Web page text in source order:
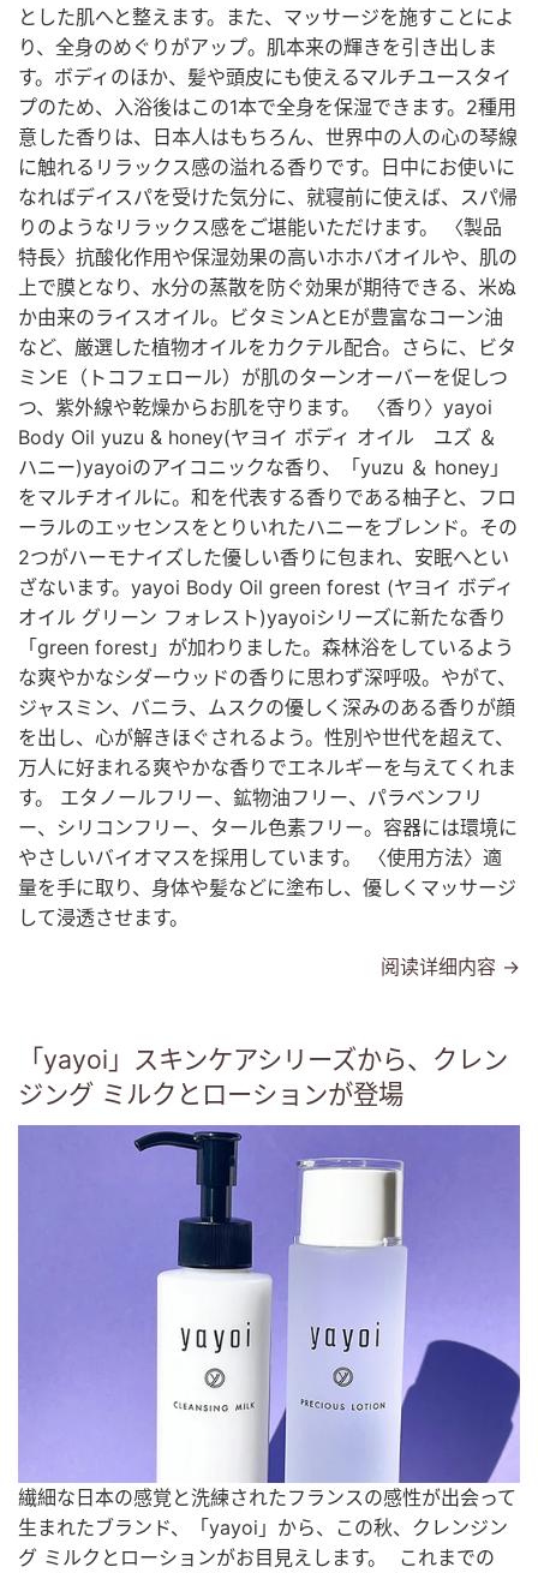
とした肌へと整えます。また、マッサージを施すことによ
り、全身のめぐりがアップ。肌本来の輝きを引き出しま
す。ボディのほか、髪や頭皮にも使えるマルチユースタイ
プのため、入浴後はこの1本で全身を保湿できます。2種用
意した香りは、日本人はもちろん、世界中の人の心の琴線
に触れるリラックス感の溢れる香りです。日中にお使いに
なればデイスパを受けた気分に、就寝前に使えば、スパ帰
りのようなリラックス感をご堪能いただけます。 〈製品
特長〉抗酸化作用や保湿効果の高いホホバオイルや、肌の
上で膜となり、水分の蒸散を防ぐ効果が期待できる、米ぬ
か由来のライスオイル。ビタミンAとEが豊富なコーン油
など、厳選した植物オイルをカクテル配合。さらに、ビタ
ミンE（トコフェロール）が肌のターンオーバーを促しつ
つ、紫外線や乾燥からお肌を守ります。 〈香り〉yayoi
Body Oil yuzu & honey(ヤヨイ ボディ オイル ユズ ＆
ハニー)yayoiのアイコニックな香り、「yuzu ＆ honey」
をマルチオイルに。和を代表する香りである柚子と、フロ
ーラルのエッセンスをとりいれたハニーをブレンド。その
2つがハーモナイズした優しい香りに包まれ、安眠へとい
ざないます。yayoi Body Oil green forest (ヤヨイ ボディ
オイル グリーン フォレスト)yayoiシリーズに新たな香り
「green forest」が加わりました。森林浴をしているよう
な爽やかなシダーウッドの香りに思わず深呼吸。やがて、
ジャスミン、バニラ、ムスクの優しく深みのある香りが顔
を出し、心が解きほぐされるよう。性別や世代を超えて、
万人に好まれる爽やかな香りでエネルギーを与えてくれま
す。 エタノールフリー、鉱物油フリー、パラベンフリ
ー、シリコンフリー、タール色素フリー。容器には環境に
やさしいバイオマスを採用しています。 〈使用方法〉適
量を手に取り、身体や髪などに塗布し、優しくマッサージ
して浸透させます。
阅读详细内容 →
「yayoi」スキンケアシリーズから、クレン
ジング ミルクとローションが登場
繊細な日本の感覚と洗練されたフランスの感性が出会って
生まれたブランド、「yayoi」から、この秋、クレンジン
グ ミルクとローションがお目見えします。 これまでの